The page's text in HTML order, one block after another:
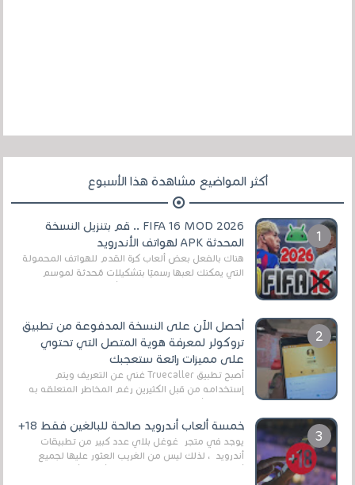
أكثر المواضيع مشاهدة هذا الأسبوع
FIFA 16 MOD 2026 .. قم بتنزيل النسخة
المحدثة APK لهواتف الأندرويد
هناك بالفعل بعض ألعاب كرة القدم للهواتف المحمولة
التي يمكنك لعبها رسميًا بتشكيلات مُحدثة لموسم
أحصل الآن على النسخة المدفوعة من تطبيق
تروكولر لمعرفة هوية المتصل التي تحتوي
على مميزات رائعة ستعجبك
أصبح تطبيق Truecaller غني عن التعريف ويتم
إستخدامه من قبل الكثيرين رغم المخاطر المتعلقه به
خمسة ألعاب أندرويد صالحة للبالغين فقط 18+
يوجد في متجر غوغل بلاي عدد كبير من تطبيقات
أندرويد ، لذلك ليس من الغريب العثور عليها لجميع